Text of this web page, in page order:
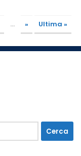
... » Ultima »